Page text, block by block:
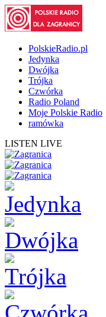
PolskieRadio.pl
Jedynka
Dwójka
Trójka
Czwórka
Radio Poland
Moje Polskie Radio
ramówka
LISTEN LIVE